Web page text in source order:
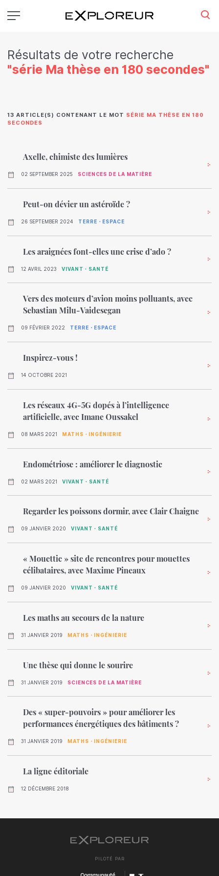
au
Résultats de votre recherche
"série Ma thèse en 180 secondes"
13 ARTICLE(S) CONTENANT LE MOT SÉRIE MA THÈSE EN 180
SECONDES
Axelle, chimiste des lumières
02 SEPTEMBER 2025 SCIENCES DE LA MATIÈRE
Peut-on dévier un astéroïde ?
26 SEPTEMBER 2024 TERRE・ESPACE
Les araignées font-elles une crise d’ado ?
12 AVRIL 2023 VIVANT・SANTÉ
Vers des moteurs d’avion moins polluants, avec
Sebastian Milu-Vaidesegan
09 FÉVRIER 2022 TERRE・ESPACE
Inspirez-vous !
14 OCTOBRE 2021
Les réseaux 4G-5G dopés à l’intelligence
artificielle, avec Imane Oussakel
08 MARS 2021 MATHS・INGÉNIERIE
Endométriose : améliorer le diagnostic
02 MARS 2021 VIVANT・SANTÉ
Regarder les poissons dormir, avec Clair Chaigne
09 JANVIER 2020 VIVANT・SANTÉ
« Mouettic » site de rencontres pour mouettes
célibataires, avec Maxime Pineaux
09 JANVIER 2020 VIVANT・SANTÉ
Les maths au secours de la nature
31 JANVIER 2019 MATHS・INGÉNIERIE
Une thèse qui donne le sourire
31 JANVIER 2019 SCIENCES DE LA MATIÈRE
Des « super-pouvoirs » pour améliorer les
performances énergétiques des bâtiments ?
31 JANVIER 2019 MATHS・INGÉNIERIE
La ligne éditoriale
12 DÉCEMBRE 2018
PILOTÉ PAR